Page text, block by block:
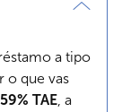
a tipo
o que vas
TAE, a